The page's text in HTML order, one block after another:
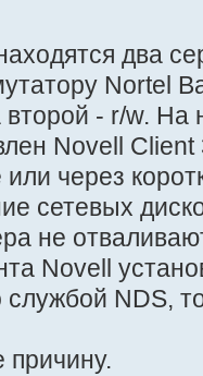
два
Nortel
второй - r/w. На
Novell
или через
сетевых
не
Novell
NDS,
причину.